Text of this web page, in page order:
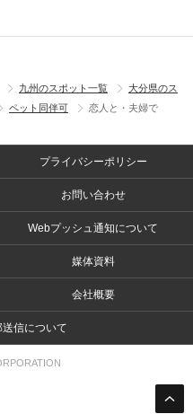
九州のスポット一覧
大分県のス
ペット同伴可 恋人と・夫婦で
プライバシーポリシー
お問い合わせ
Webプッシュ通知について
媒体資料
会社概要
信について